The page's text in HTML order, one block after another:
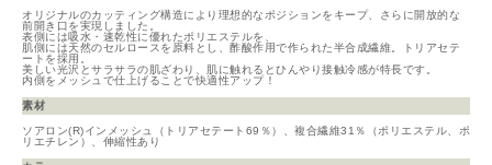
オリジナルのカッティング構造により理想的なポジションをキープ、さらに開放的な
前開き口を実現しました。
表側には吸水・速乾性に優れたポリエステルを、
肌側には天然のセルロースを原料とし、酢酸作用で作られた半合成繊維。トリアセテ
ートを採用。
美しい光沢とサラサラの肌ざわり、肌に触れるとひんやり接触冷感が特長です。
内側をメッシュで仕上げることで快適性アップ！
素材
ソアロン(R)インメッシュ（トリアセテート69％）、複合繊維31％（ポリエステル、ポ
リエチレン）、伸縮性あり